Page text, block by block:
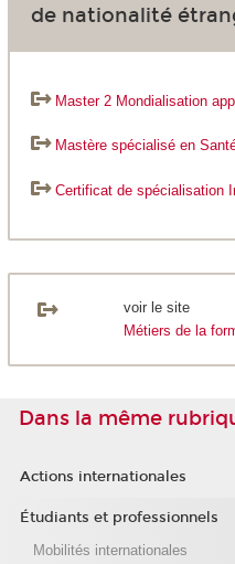
de nationalité
Master 2 Mondialisation
Mastère spécialisé en
Certificat de spécialisation
voir le site
Métiers de la
Dans la même
Actions internationales
Étudiants et professionnels
Mobilités internationales